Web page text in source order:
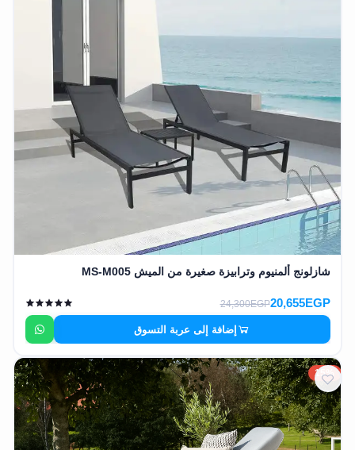
شازلونج ألمنيوم وترابيزة صغيرة من الميش MS-M005
20,655EGP
24,300EGP
إضافة إلى عربة التسوق
15%